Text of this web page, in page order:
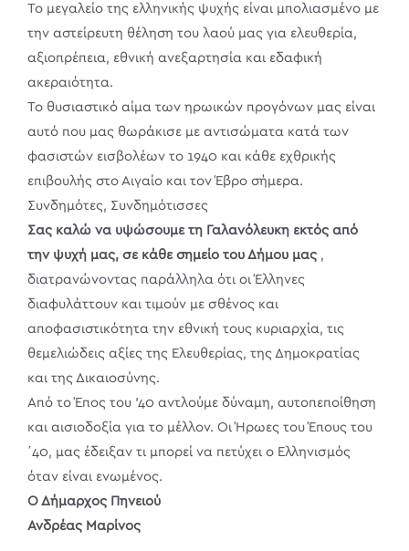
Το μεγαλείο της ελληνικής ψυχής είναι μπολιασμένο με
την αστείρευτη θέληση του λαού μας για ελευθερία,
αξιοπρέπεια, εθνική ανεξαρτησία και εδαφική
ακεραιότητα.
Το θυσιαστικό αίμα των ηρωικών προγόνων μας είναι
αυτό που μας θωράκισε με αντισώματα κατά των
φασιστών εισβολέων το 1940 και κάθε εχθρικής
επιβουλής στο Αιγαίο και τον Έβρο σήμερα.
Συνδημότες, Συνδημότισσες
Σας καλώ να υψώσουμε τη Γαλανόλευκη εκτός από
την ψυχή μας, σε κάθε σημείο του Δήμου μας ,
διατρανώνοντας παράλληλα ότι οι Έλληνες
διαφυλάττουν και τιμούν με σθένος και
αποφασιστικότητα την εθνική τους κυριαρχία, τις
θεμελιώδεις αξίες της Ελευθερίας, της Δημοκρατίας
και της Δικαιοσύνης.
Από το Έπος του ’40 αντλούμε δύναμη, αυτοπεποίθηση
και αισιοδοξία για το μέλλον. Οι Ήρωες του Έπους του
΄40, μας έδειξαν τι μπορεί να πετύχει ο Ελληνισμός
όταν είναι ενωμένος.
Ο Δήμαρχος Πηνειού
Ανδρέας Μαρίνος